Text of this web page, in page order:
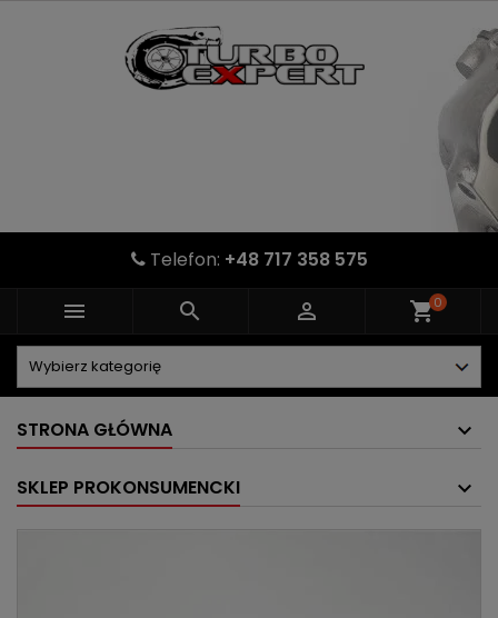
Telefon: +48 717 358 575
   shopping_cart0
STRONA GŁÓWNA
SKLEP PROKONSUMENCKI